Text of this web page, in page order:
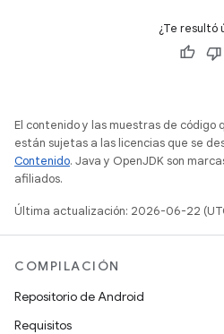
¿Te resultó
El contenido y las muestras de código
están sujetas a las licencias que se
Contenido. Java y OpenJDK son
afiliados.
Última actualización: 2026-06-22
COMPILACIÓN
Repositorio de Android
Requisitos